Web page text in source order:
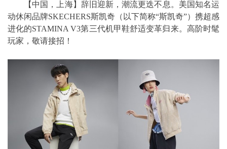
【中国，上海】辞旧迎新，潮流更迭不息。美国知名运
动休闲品牌SKECHERS斯凯奇（以下简称“斯凯奇”）携超感
进化的STAMINA V3第三代机甲鞋舒适变革归来。高阶时髦
玩家，敬请接招！